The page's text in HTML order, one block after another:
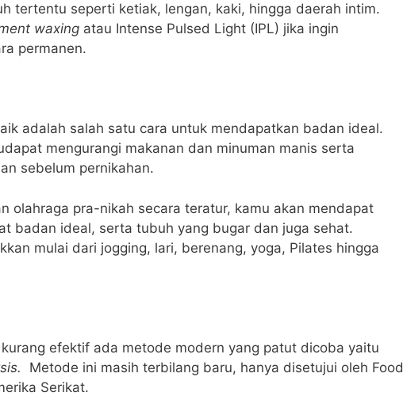
tertentu seperti ketiak, lengan, kaki, hingga daerah intim.
waxing atau Intense Pulsed Light (IPL) jika ingin
permanen.
adalah salah satu cara untuk mendapatkan badan ideal.
mengurangi makanan dan minuman manis serta
sebelum pernikahan.
olahraga pra-nikah secara teratur, kamu akan mendapat
badan ideal, serta tubuh yang bugar dan juga sehat.
mulai dari jogging, lari, berenang, yoga, Pilates hingga
efektif ada metode modern yang patut dicoba yaitu
Metode ini masih terbilang baru, hanya disetujui oleh Food
Serikat.